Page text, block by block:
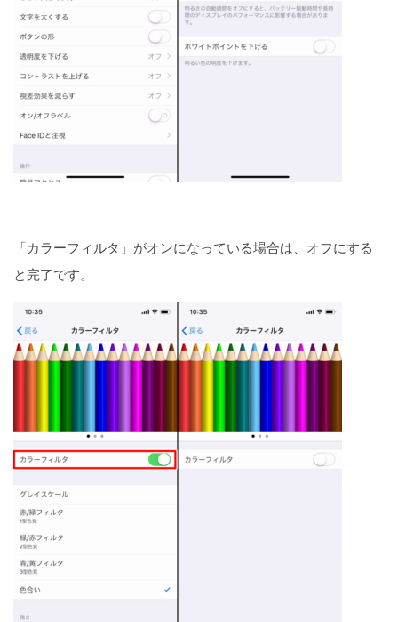
「カラーフィルタ」がオンになっている場合は、オフにする
と完了です。